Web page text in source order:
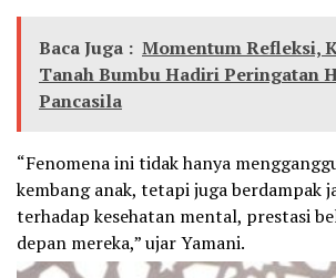
Baca Juga : Momentum Refleksi,
Tanah Bumbu Hadiri Peringatan
Pancasila
“Fenomena ini tidak hanya
kembang anak, tetapi juga berdampak
terhadap kesehatan mental, prestasi
depan mereka,” ujar Yamani.